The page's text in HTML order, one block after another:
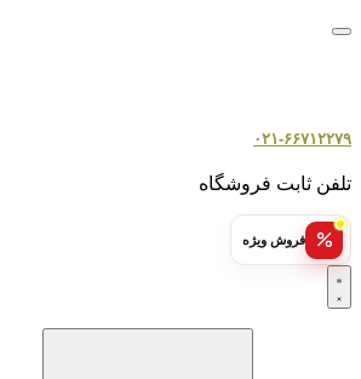
۰۲۱-۶۶۷۱۲۲۷۹
تلفن ثابت فروشگاه
فروش ویژه